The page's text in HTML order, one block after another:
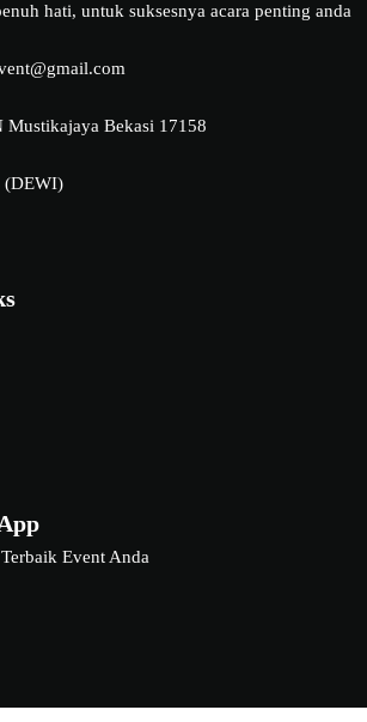
hati, untuk suksesnya acara penting anda
Bekasi 17158
(DEWI)
Event Anda